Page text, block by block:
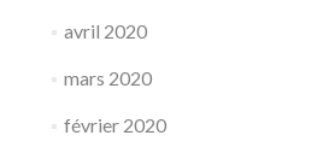
avril 2020
mars 2020
février 2020